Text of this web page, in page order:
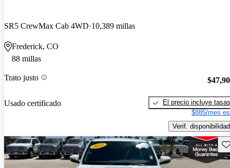
SR5 CrewMax Cab 4WD 10,389 millas
Frederick, CO
88 millas
Trato justo
Usado certificado
El precio incluye tasas
$885/mes
Verif. disponibilidad